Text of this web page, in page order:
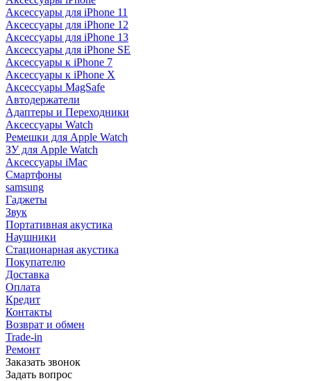
Аксессуары для iPhone 11
Аксессуары для iPhone 12
Аксессуары для iPhone 13
Аксессуары для iPhone SE
Аксессуары к iPhone 7
Аксессуары к iPhone X
Аксессуары MagSafe
Автодержатели
Адаптеры и Переходники
Аксессуары Watch
Ремешки для Apple Watch
ЗУ для Apple Watch
Аксессуары iMac
Смартфоны
samsung
Гаджеты
Звук
Портативная акустика
Наушники
Стационарная акустика
Покупателю
Доставка
Оплата
Кредит
Контакты
Возврат и обмен
Trade-in
Ремонт
Заказать звонок
Задать вопрос